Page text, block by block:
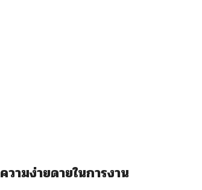
วามง่ายดายในการงาน